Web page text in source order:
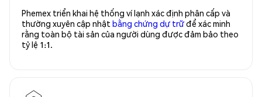
Phemex triển khai hệ thống ví lạnh xác định phân cấp và
thường xuyên cập nhật bằng chứng dự trữđể xác minh
rằng toàn bộ tài sản của người dùng được đảm bảo theo
tỷ lệ 1:1.